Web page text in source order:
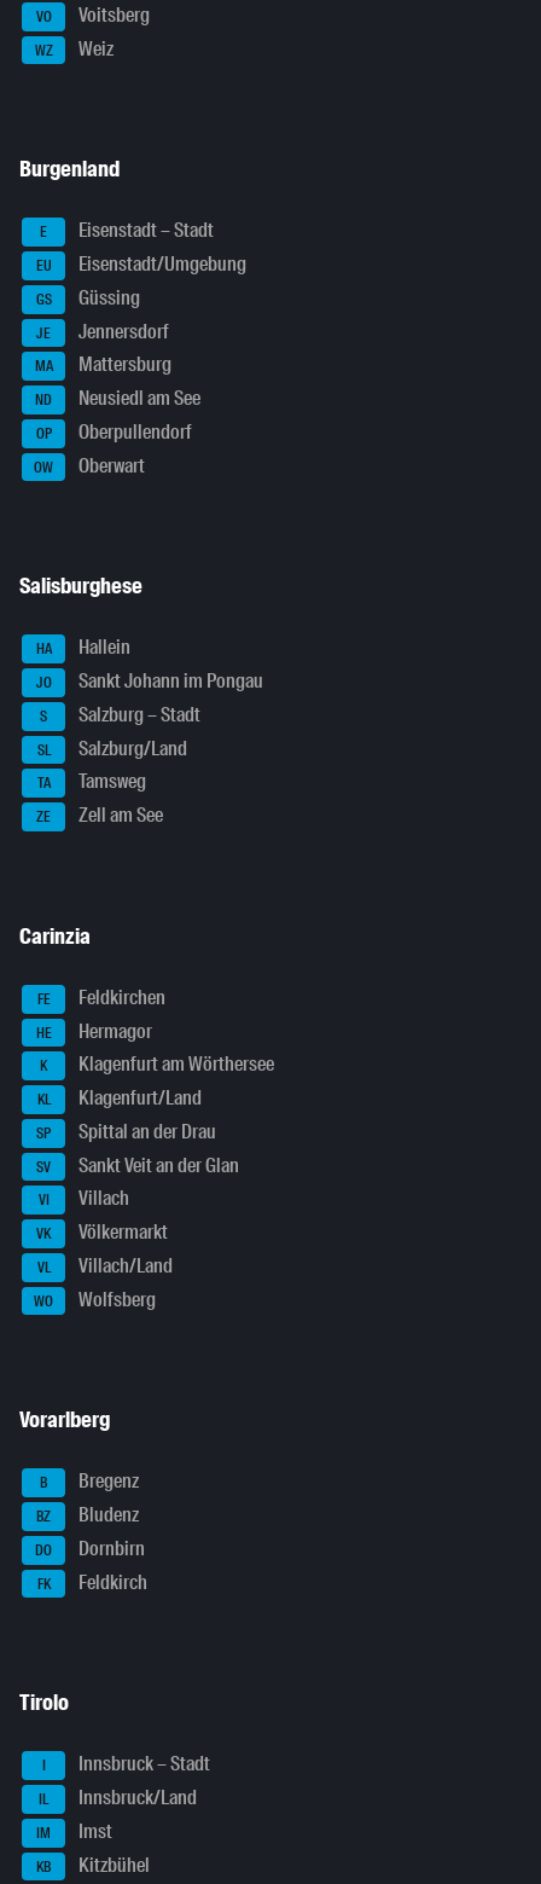
VO Voitsberg
WZ Weiz
Burgenland
E Eisenstadt – Stadt
EU Eisenstadt/Umgebung
GS Güssing
JE Jennersdorf
MA Mattersburg
ND Neusiedl am See
OP Oberpullendorf
OW Oberwart
Salisburghese
HA Hallein
JO Sankt Johann im Pongau
S Salzburg – Stadt
SL Salzburg/Land
TA Tamsweg
ZE Zell am See
Carinzia
FE Feldkirchen
HE Hermagor
K Klagenfurt am Wörthersee
KL Klagenfurt/Land
SP Spittal an der Drau
SV Sankt Veit an der Glan
VI Villach
VK Völkermarkt
VL Villach/Land
WO Wolfsberg
Vorarlberg
B Bregenz
BZ Bludenz
DO Dornbirn
FK Feldkirch
Tirolo
I Innsbruck – Stadt
IL Innsbruck/Land
IM Imst
KB Kitzbühel